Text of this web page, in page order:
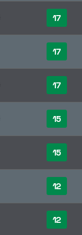
17
17
17
15
15
12
12